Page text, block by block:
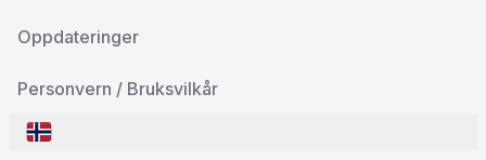
Oppdateringer
Personvern / Bruksvilkår